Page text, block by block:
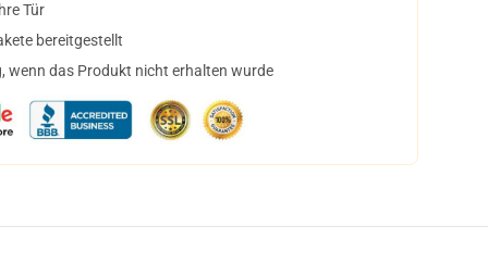
Tür
bereitgestellt
wenn das Produkt nicht erhalten wurde